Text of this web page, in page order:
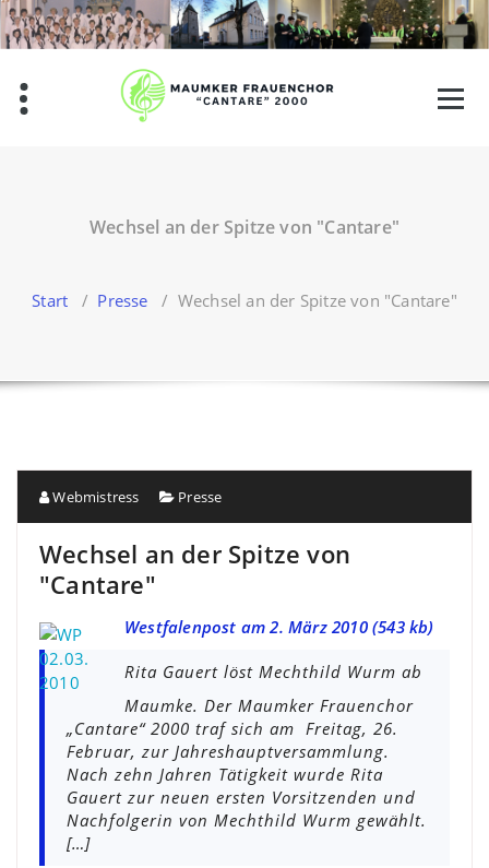
Zum
Inhalt
springen
Wechsel an der Spitze von "Cantare"
Start / Presse / Wechsel an der Spitze von "Cantare"
Webmistress Presse
Wechsel an der Spitze von
"Cantare"
Westfalenpost am 2. März 2010 (543 kb)
Rita Gauert löst Mechthild Wurm ab
Maumke. Der Maumker Frauenchor
„Cantare“ 2000 traf sich am Freitag, 26.
Februar, zur Jahreshauptversammlung.
Nach zehn Jahren Tätigkeit wurde Rita
Gauert zur neuen ersten Vorsitzenden und
Nachfolgerin von Mechthild Wurm gewählt.
[…]